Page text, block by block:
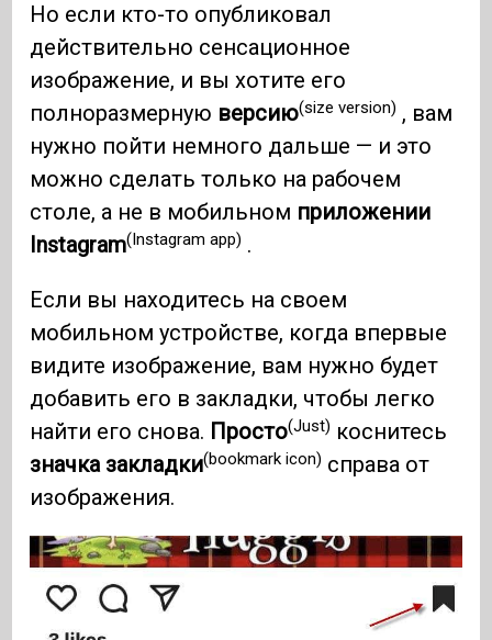
Но если кто-то опубликовал
действительно сенсационное
изображение, и вы хотите его
полноразмерную версию(size version) , вам
нужно пойти немного дальше — и это
можно сделать только на рабочем
столе, а не в мобильном приложении
Instagram(Instagram app) .
Если вы находитесь на своем
мобильном устройстве, когда впервые
видите изображение, вам нужно будет
добавить его в закладки, чтобы легко
найти его снова. Просто(Just) коснитесь
значка закладки(bookmark icon) справа от
изображения.